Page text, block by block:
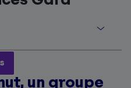
un groupe